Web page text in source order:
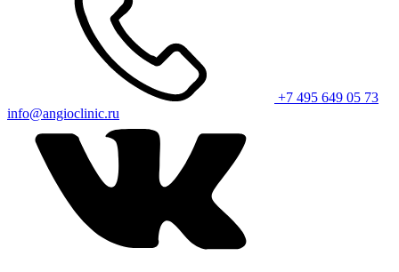
+7 495 649 05 73
info@angioclinic.ru